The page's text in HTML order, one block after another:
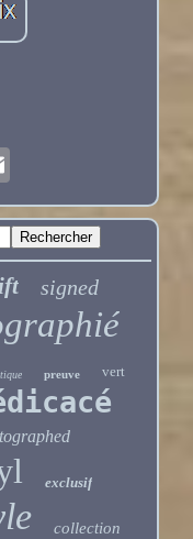
signed
preuve vert
exclusif
collection